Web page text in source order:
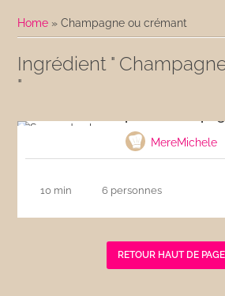
Home »Champagne ou crémant
Ingrédient "
"
MereMichele
10 min 6 personnes
RETOUR HAUT DE PAGE